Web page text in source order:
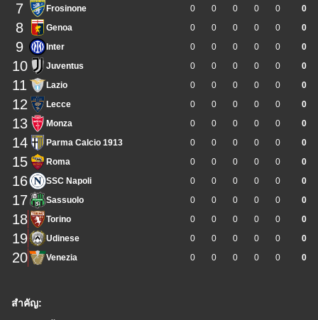
สำคัญ:
7 Frosinone 0 0 0 0 0 0
8 Genoa 0 0 0 0 0 0
9 Inter 0 0 0 0 0 0
10 Juventus 0 0 0 0 0 0
11 Lazio 0 0 0 0 0 0
12 Lecce 0 0 0 0 0 0
13 Monza 0 0 0 0 0 0
14 Parma Calcio 1913 0 0 0 0 0 0
15 Roma 0 0 0 0 0 0
16 SSC Napoli 0 0 0 0 0 0
17 Sassuolo 0 0 0 0 0 0
18 Torino 0 0 0 0 0 0
19 Udinese 0 0 0 0 0 0
20 Venezia 0 0 0 0 0 0